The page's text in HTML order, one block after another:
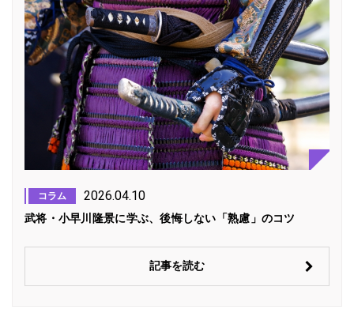
コラム 2026.04.10
武将・小早川隆景に学ぶ、後悔しない「熟慮」のコツ
記事を読む